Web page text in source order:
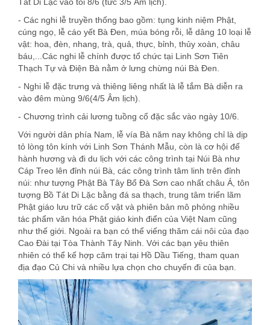
- Các nghi lễ truyền thống bao gồm: tụng kinh niệm Phật,
cúng ngọ, lễ cáo yết Bà Đen, múa bóng rỗi, lễ dâng 10 loại lễ
vật: hoa, đèn, nhang, trà, quả, thực, bỉnh, thủy xoàn, châu
báu,...Các nghi lễ chính được tổ chức tại Linh Sơn Tiên
Thạch Tự và Điện Bà nằm ở lưng chừng núi Bà Đen.
- Nghi lễ đặc trưng và thiêng liêng nhất là lễ tắm Bà diễn ra
vào đêm mùng 9/6(4/5 Âm lịch).
- Chương trình cải lương tuồng cổ đặc sắc vào ngày 10/6.
Với người dân phía Nam, lễ vía Bà năm nay không chỉ là dịp
tỏ lòng tôn kính với Linh Sơn Thánh Mẫu, còn là cơ hội để
hành hương và đi du lịch với các công trình tại Núi Bà như
Cáp Treo lên đỉnh núi Bà, các công trình tâm linh trên đỉnh
núi: như tượng Phật Bà Tây Bổ Đà Sơn cao nhất châu Á, tôn
tượng Bồ Tát Di Lặc bằng đá sa thạch, trung tâm triển lãm
Phật giáo lưu trữ các cổ vật và phiên bản mô phỏng nhiều
tác phẩm văn hóa Phật giáo kinh điển của Việt Nam cũng
như thế giới. Ngoài ra bạn có thể viếng thăm cái nôi của đạo
Cao Đài tại Tòa Thành Tây Ninh. Với các bạn yêu thiên
nhiên có thể kế hợp căm trại tại Hồ Dầu Tiếng, tham quan
địa đạo Củ Chi và nhiều lựa chọn cho chuyến đi của bạn.